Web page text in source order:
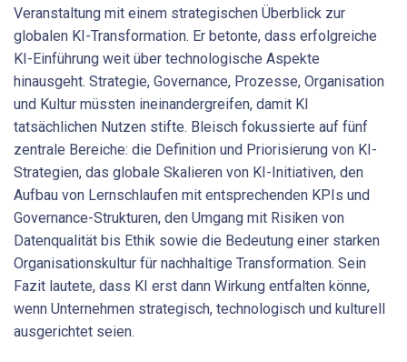
Veranstaltung mit einem strategischen Überblick zur
globalen KI-Transformation. Er betonte, dass erfolgreiche
KI-Einführung weit über technologische Aspekte
hinausgeht. Strategie, Governance, Prozesse, Organisation
und Kultur müssten ineinandergreifen, damit KI
tatsächlichen Nutzen stifte. Bleisch fokussierte auf fünf
zentrale Bereiche: die Definition und Priorisierung von KI-
Strategien, das globale Skalieren von KI-Initiativen, den
Aufbau von Lernschlaufen mit entsprechenden KPIs und
Governance-Strukturen, den Umgang mit Risiken von
Datenqualität bis Ethik sowie die Bedeutung einer starken
Organisationskultur für nachhaltige Transformation. Sein
Fazit lautete, dass KI erst dann Wirkung entfalten könne,
wenn Unternehmen strategisch, technologisch und kulturell
ausgerichtet seien.